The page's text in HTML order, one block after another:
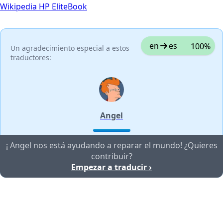
Wikipedia HP EliteBook
Un agradecimiento especial a estos
traductores:
en es 100%
Angel
¡ Angel nos está ayudando a reparar el mundo! ¿Quieres
contribuir?
Empezar a traducir ›